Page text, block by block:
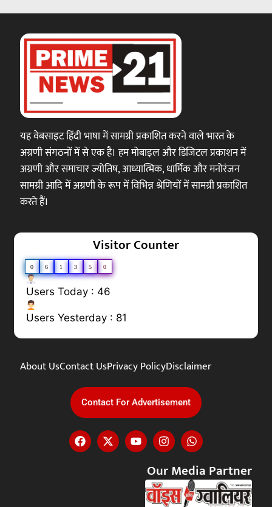
यह वेबसाइट हिंदी भाषा में सामग्री प्रकाशित करने वाले भारत के
अग्रणी संगठनों में से एक है। हम मोबाइल और डिजिटल प्रकाशन में
अग्रणी और समाचार ज्योतिष, आध्यात्मिक, धार्मिक और मनोरंजन
सामग्री आदि में अग्रणी के रूप में विभिन्न श्रेणियों में सामग्री प्रकाशित
करते हैं।
Visitor Counter
0 6 1 3 5 0
Users Today : 46
Users Yesterday : 81
About UsContact UsPrivacy PolicyDisclaimer
Contact For Advertisement
Our Media Partner